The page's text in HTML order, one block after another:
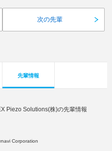
次の先輩
先輩情報
Piezo Solutions(株)の先輩情報
Corporation